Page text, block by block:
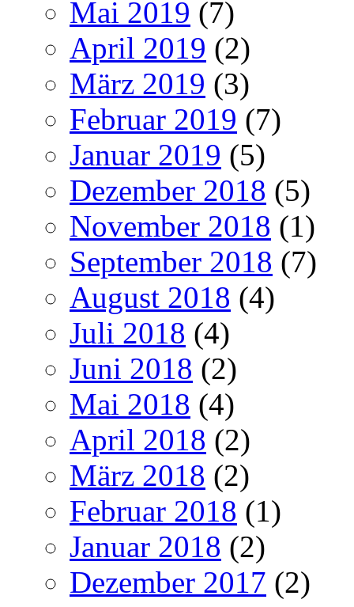
Mai 2019 (7)
April 2019 (2)
März 2019 (3)
Februar 2019 (7)
Januar 2019 (5)
Dezember 2018 (5)
November 2018 (1)
September 2018 (7)
August 2018 (4)
Juli 2018 (4)
Juni 2018 (2)
Mai 2018 (4)
April 2018 (2)
März 2018 (2)
Februar 2018 (1)
Januar 2018 (2)
Dezember 2017 (2)